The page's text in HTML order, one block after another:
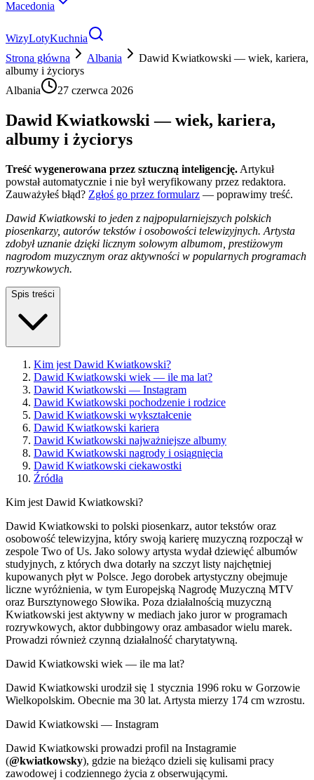
Macedonia
WizyLotyKuchnia
Strona główna
Albania
Dawid Kwiatkowski — wiek, kariera,
albumy i życiorys
Albania
27 czerwca 2026
Dawid Kwiatkowski — wiek, kariera,
albumy i życiorys
Treść wygenerowana przez sztuczną inteligencję. Artykuł
powstał automatycznie i nie był weryfikowany przez redaktora.
Zauważyłeś błąd? Zgłoś go przez formularz — poprawimy treść.
Dawid Kwiatkowski to jeden z najpopularniejszych polskich
piosenkarzy, autorów tekstów i osobowości telewizyjnych. Artysta
zdobył uznanie dzięki licznym solowym albumom, prestiżowym
nagrodom muzycznym oraz aktywności w popularnych programach
rozrywkowych.
Spis treści
Kim jest Dawid Kwiatkowski?
Dawid Kwiatkowski wiek — ile ma lat?
Dawid Kwiatkowski — Instagram
Dawid Kwiatkowski pochodzenie i rodzice
Dawid Kwiatkowski wykształcenie
Dawid Kwiatkowski kariera
Dawid Kwiatkowski najważniejsze albumy
Dawid Kwiatkowski nagrody i osiągnięcia
Dawid Kwiatkowski ciekawostki
Źródła
Kim jest Dawid Kwiatkowski?
Dawid Kwiatkowski to polski piosenkarz, autor tekstów oraz
osobowość telewizyjna, który swoją karierę muzyczną rozpoczął w
zespole Two of Us. Jako solowy artysta wydał dziewięć albumów
studyjnych, z których dwa dotarły na szczyt listy najchętniej
kupowanych płyt w Polsce. Jego dorobek artystyczny obejmuje
liczne wyróżnienia, w tym Europejską Nagrodę Muzyczną MTV
oraz Bursztynowego Słowika. Poza działalnością muzyczną
Kwiatkowski jest aktywny w mediach jako juror w programach
rozrywkowych, aktor dubbingowy oraz ambasador wielu marek.
Prowadzi również czynną działalność charytatywną.
Dawid Kwiatkowski wiek — ile ma lat?
Dawid Kwiatkowski urodził się 1 stycznia 1996 roku w Gorzowie
Wielkopolskim. Obecnie ma 30 lat. Artysta mierzy 174 cm wzrostu.
Dawid Kwiatkowski — Instagram
Dawid Kwiatkowski prowadzi profil na Instagramie
(@kwiatkowsky), gdzie na bieżąco dzieli się kulisami pracy
zawodowej i codziennego życia z obserwującymi.